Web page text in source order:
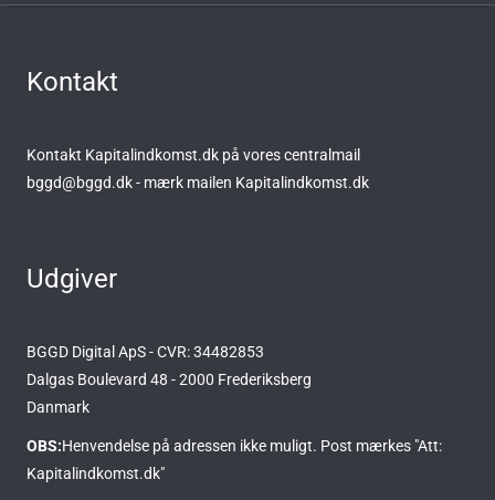
Kontakt
Kontakt Kapitalindkomst.dk på vores centralmail
bggd@bggd.dk- mærk mailen Kapitalindkomst.dk
Udgiver
BGGD Digital ApS - CVR: 34482853
Dalgas Boulevard 48 - 2000 Frederiksberg
Danmark
OBS:Henvendelse på adressen ikke muligt. Post mærkes "Att:
Kapitalindkomst.dk"